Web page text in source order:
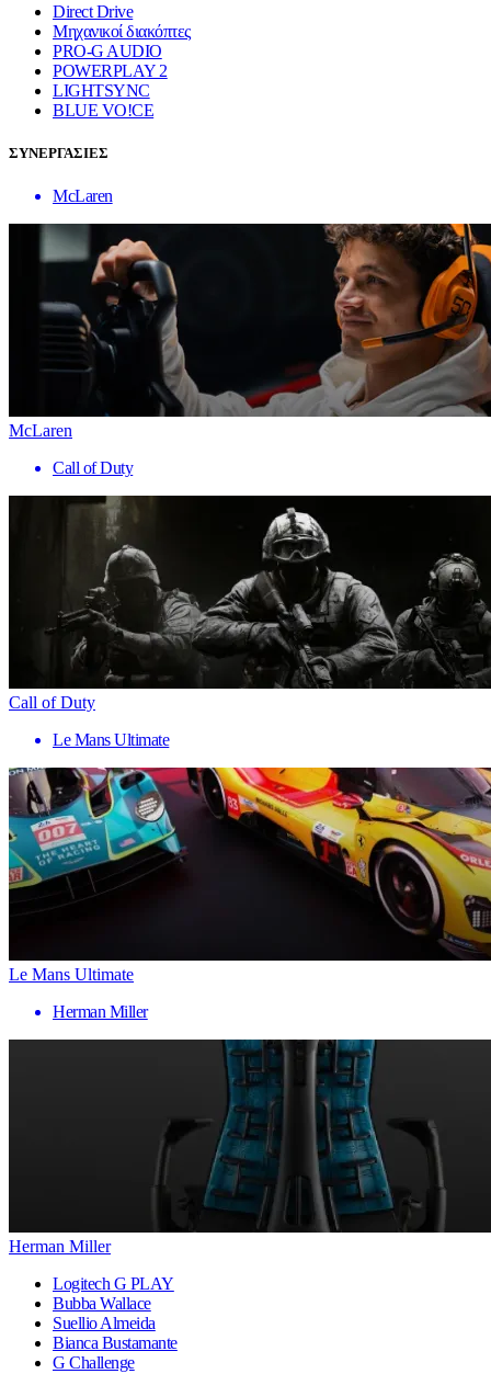
Direct Drive
Μηχανικοί διακόπτες
PRO-G AUDIO
POWERPLAY 2
LIGHTSYNC
BLUE VO!CE
ΣΥΝΕΡΓΑΣΙΕΣ
McLaren
McLaren
Call of Duty
Call of Duty
Le Mans Ultimate
Le Mans Ultimate
Herman Miller
Herman Miller
Logitech G PLAY
Bubba Wallace
Suellio Almeida
Bianca Bustamante
G Challenge